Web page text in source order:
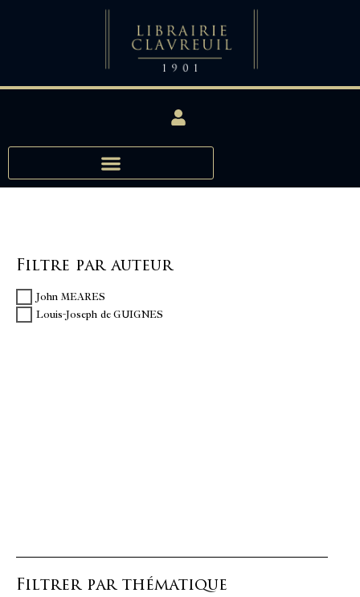
Filtre par auteur
John MEARES
Louis-Joseph de GUIGNES
Filtrer par thématique